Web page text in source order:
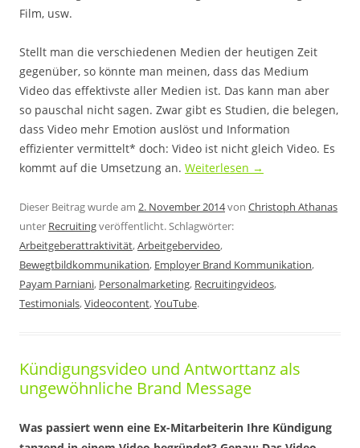
Film, usw.
Stellt man die verschiedenen Medien der heutigen Zeit
gegenüber, so könnte man meinen, dass das Medium
Video das effektivste aller Medien ist. Das kann man aber
so pauschal nicht sagen. Zwar gibt es Studien, die belegen,
dass Video mehr Emotion auslöst und Information
effizienter vermittelt* doch: Video ist nicht gleich Video. Es
kommt auf die Umsetzung an. Weiterlesen →
Dieser Beitrag wurde am 2. November 2014von Christoph Athanas
unter Recruitingveröffentlicht. Schlagwörter:
Arbeitgeberattraktivität,Arbeitgebervideo,
Bewegtbildkommunikation, Employer Brand Kommunikation,
Payam Parniani, Personalmarketing, Recruitingvideos,
Testimonials,Videocontent,YouTube.
Kündigungsvideo und Antworttanz als
ungewöhnliche Brand Message
Was passiert wenn eine Ex-Mitarbeiterin Ihre Kündigung